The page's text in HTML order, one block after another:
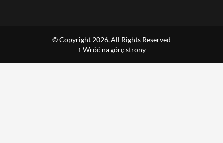
© Copyright 2026, All Rights Reserved
↑ Wróć na górę strony